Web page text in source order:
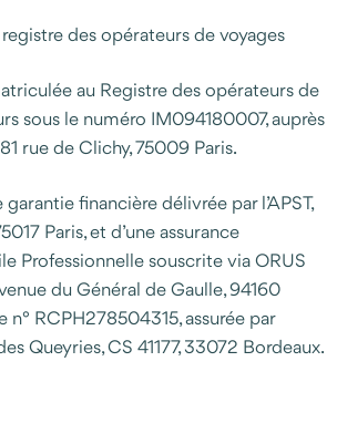
des opérateurs de voyages
au Registre des opérateurs de
sous le numéro IM094180007, auprès
rue de Clichy, 75009 Paris.
financière délivrée par l’APST,
Paris, et d’une assurance
Professionnelle souscrite via ORUS
du Général de Gaulle, 94160
RCPH278504315, assurée par
Queyries, CS 41177, 33072 Bordeaux.